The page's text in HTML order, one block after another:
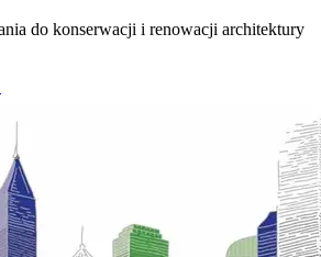
do konserwacji i renowacji architektury